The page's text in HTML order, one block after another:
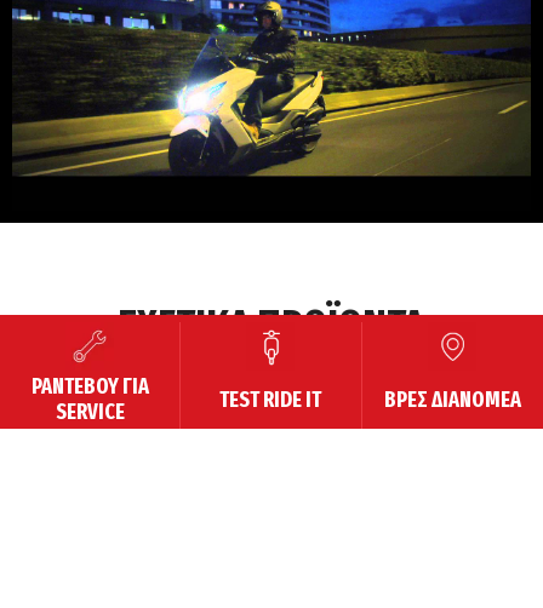
00:00
ΣΧΕΤΙΚΑ ΠΡΟΪΟΝΤΑ
ΡΑΝΤΕΒΟΥ ΓΙΑ
SERVICE
TEST RIDE IT ΒΡΕΣ ΔΙΑΝΟΜΕΑ